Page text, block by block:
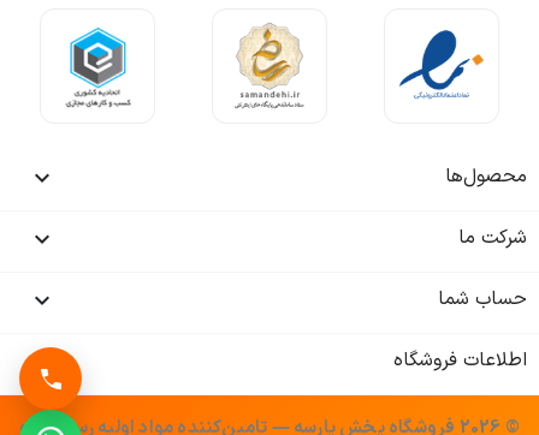
محصول‌ها 
شرکت ما 
حساب شما 
اطلاعات فروشگاه keyboard_arrow_down
© 2026 فروشگاه پخش پارسه — تامین‌کننده مواد اولیه رستوران و